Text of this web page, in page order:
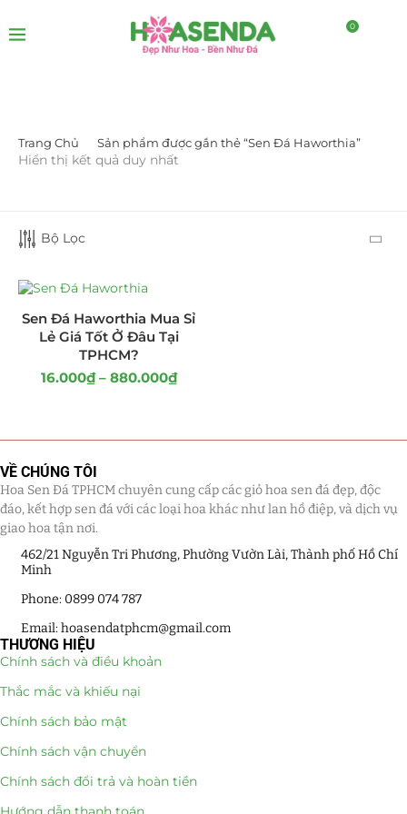
0
LỌC BỞI GIÁ
LỌC
DANH MỤC SẢN PHẨM
Cây Sen Đá Giá Sỉ
Chậu Sen Đá Mini (8)
Hồ Điệp và Hoa Sen đá (289)
Lan Hồ Điệp Truyền Thống
Lũa Hồ Điệp Sen Đá
Hoa Ngày Lễ 8/3
Hoa Tặng 14/2
Hoa Tặng 20/10
Trang Chủ Sản phẩm được gắn thẻ “Sen Đá Haworthia”
Hiển thị kết quả duy nhất
Bộ Lọc
Sen Đá Haworthia Mua Sỉ
Lẻ Giá Tốt Ở Đâu Tại
TPHCM?
16.000₫ – 880.000₫
VỀ CHÚNG TÔI
Hoa Sen Đá TPHCM chuyên cung cấp các giỏ hoa sen đá đẹp, độc
đáo, kết hợp sen đá với các loại hoa khác như lan hồ điệp, và dịch vụ
giao hoa tận nơi.
462/21 Nguyễn Tri Phương, Phường Vườn Lài, Thành phố Hồ Chí
Minh
Phone: 0899 074 787
Email: hoasendatphcm@gmail.com
THƯƠNG HIỆU
Chính sách và điều khoản
Thắc mắc và khiếu nại
Chính sách bảo mật
Chính sách vận chuyển
Chính sách đổi trả và hoàn tiền